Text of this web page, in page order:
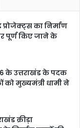
का निर्माण
पूर्ण किए जाने के
के उत्तराखंड के पदक
को मुख्यमंत्री धामी ने
क्रीड़ा